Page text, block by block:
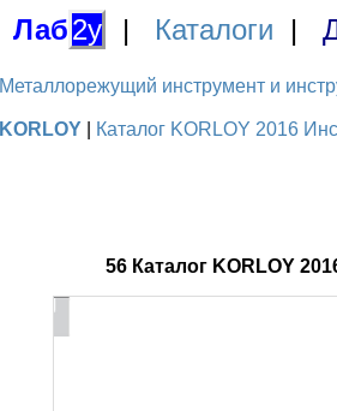
Лаб2у | Каталоги |
Металлорежущий инструмент и
KORLOY Каталог KORLOY 2016
56 Каталог KORLOY